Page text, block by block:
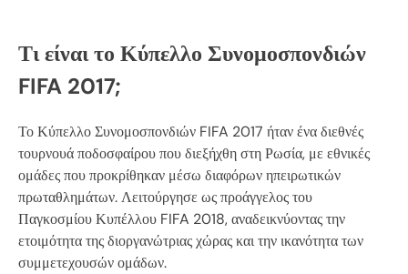
Τι είναι το Κύπελλο Συνομοσπονδιών
FIFA 2017;
Το Κύπελλο Συνομοσπονδιών FIFA 2017 ήταν ένα διεθνές
τουρνουά ποδοσφαίρου που διεξήχθη στη Ρωσία, με εθνικές
ομάδες που προκρίθηκαν μέσω διαφόρων ηπειρωτικών
πρωταθλημάτων. Λειτούργησε ως προάγγελος του
Παγκοσμίου Κυπέλλου FIFA 2018, αναδεικνύοντας την
ετοιμότητα της διοργανώτριας χώρας και την ικανότητα των
συμμετεχουσών ομάδων.